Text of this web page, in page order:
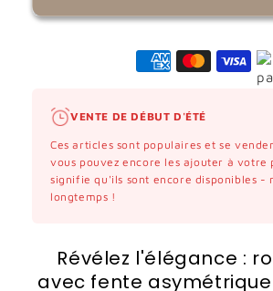
VENTE DE DÉBUT D'ÉTÉ
Ces articles sont populaires et se
vous pouvez encore les ajouter à votre
signifie qu'ils sont encore disponibles -
longtemps !
Révélez l'élégance :
avec fente